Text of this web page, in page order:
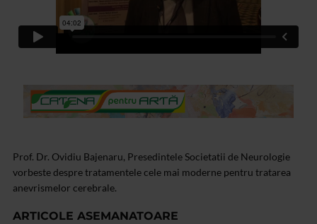
Prof. Dr. Ovidiu Bajenaru, Presedintele Societatii de Neurologie
vorbeste despre tratamentele cele mai moderne pentru tratarea
anevrismelor cerebrale.
ARTICOLE ASEMANATOARE